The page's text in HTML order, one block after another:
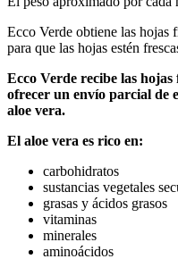
Ecco Verde obtiene las hojas
para que las hojas estén
Ecco Verde recibe las
ofrecer un envío parcial de
aloe vera.
El aloe vera es rico en:
carbohidratos
sustancias vegetales
grasas y ácidos grasos
vitaminas
minerales
aminoácidos